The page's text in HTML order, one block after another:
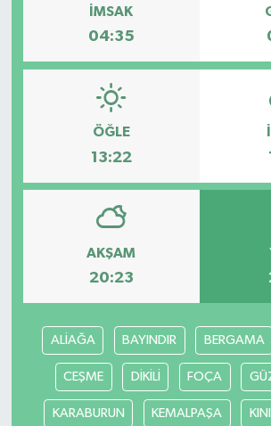
İMSAK
04:35
ÖĞLE
13:22
AKŞAM
20:23
ALİAĞA BAYINDIR BERGAMA
CEŞME DİKİLİ FOÇA
KARABURUN KEMALPAŞA